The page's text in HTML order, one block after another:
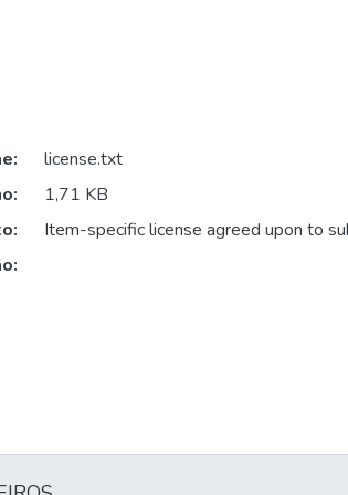
license.txt
1,71 KB
Item-specific license agreed upon to